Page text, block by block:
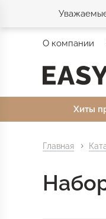
О компании
Хиты
Главная